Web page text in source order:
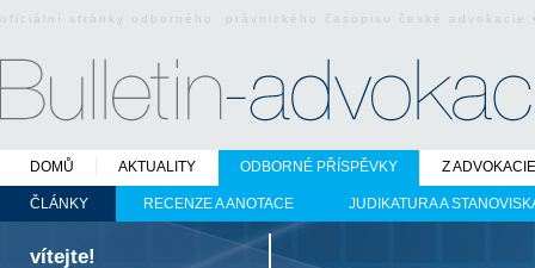
oficiální stránky odborného právnického časopisu české
DOMŮ AKTUALITY ODBORNÉ PŘÍSPĚVKY
ČLÁNKY RECENZE A ANOTACE JUDIKATURA A
Z ADVOKACIE
vítejte!